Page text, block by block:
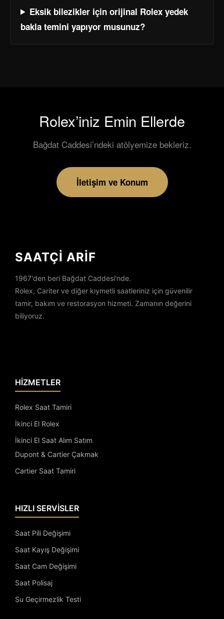
Eksik bilezikler için orijinal Rolex yedek
bakla temini yapıyor musunuz?
Rolex’iniz Emin Ellerde
Bağdat Caddesi’ndeki atölyemize bekleriz.
İletişim ve Konum
SAATÇİ ARİF
1967'den beri Bağdat Caddesi'nde.
Rolex, Cariter ve diğer kıymetli saatleriniz için güvenilir
tamir, bakım ve restorasyon hizmeti. Zamanın değerini
biliyoruz.
HİZMETLER
Rolex Saat Tamiri
İkinci El Rolex
İkinci El Saat Alım Satım
Dupont & Cartier Çakmak
Cartier Saat Tamiri
HIZLI SERVİSLER
Saat Pili Değişimi
Saat Kayış Değişimi
Saat Cam Değişimi
Saat Polisaj
Su Geçirmezlik Testi